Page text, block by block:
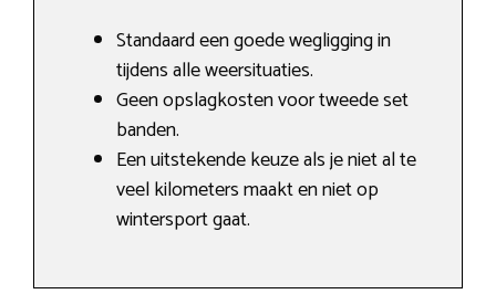
Standaard een goede wegligging in
tijdens alle weersituaties.
Geen opslagkosten voor tweede set
banden.
Een uitstekende keuze als je niet al te
veel kilometers maakt en niet op
wintersport gaat.